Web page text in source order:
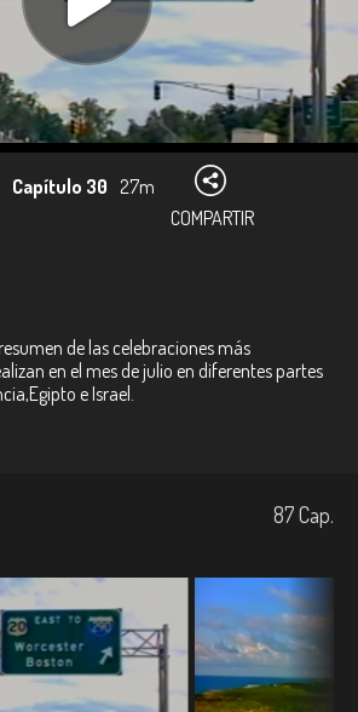
Capítulo 30 27m
COMPARTIR
de las celebraciones más
en el mes de julio en diferentes partes
e Israel.
87Cap.